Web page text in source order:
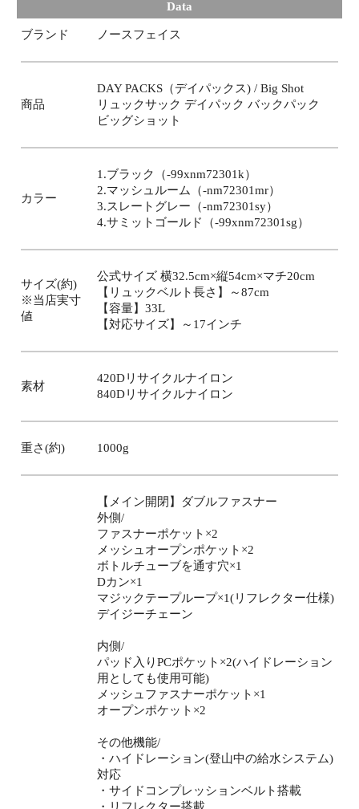
Data
ブランド ノースフェイス
商品
DAY PACKS（デイパックス) / Big Shot
リュックサック デイパック バックパック
ビッグショット
カラー
1.ブラック（-99xnm72301k）
2.マッシュルーム（-nm72301mr）
3.スレートグレー（-nm72301sy）
4.サミットゴールド（-99xnm72301sg）
サイズ(約)
※当店実寸
値
公式サイズ 横32.5cm×縦54cm×マチ20cm
【リュックベルト長さ】～87cm
【容量】33L
【対応サイズ】～17インチ
素材
420Dリサイクルナイロン
840Dリサイクルナイロン
重さ(約) 1000g
【メイン開閉】ダブルファスナー
外側/
ファスナーポケット×2
メッシュオープンポケット×2
ボトルチューブを通す穴×1
Dカン×1
マジックテープループ×1(リフレクター仕様)
デイジーチェーン
内側/
パッド入りPCポケット×2(ハイドレーション
用としても使用可能)
メッシュファスナーポケット×1
オープンポケット×2
その他機能/
・ハイドレーション(登山中の給水システム)
対応
・サイドコンプレッションベルト搭載